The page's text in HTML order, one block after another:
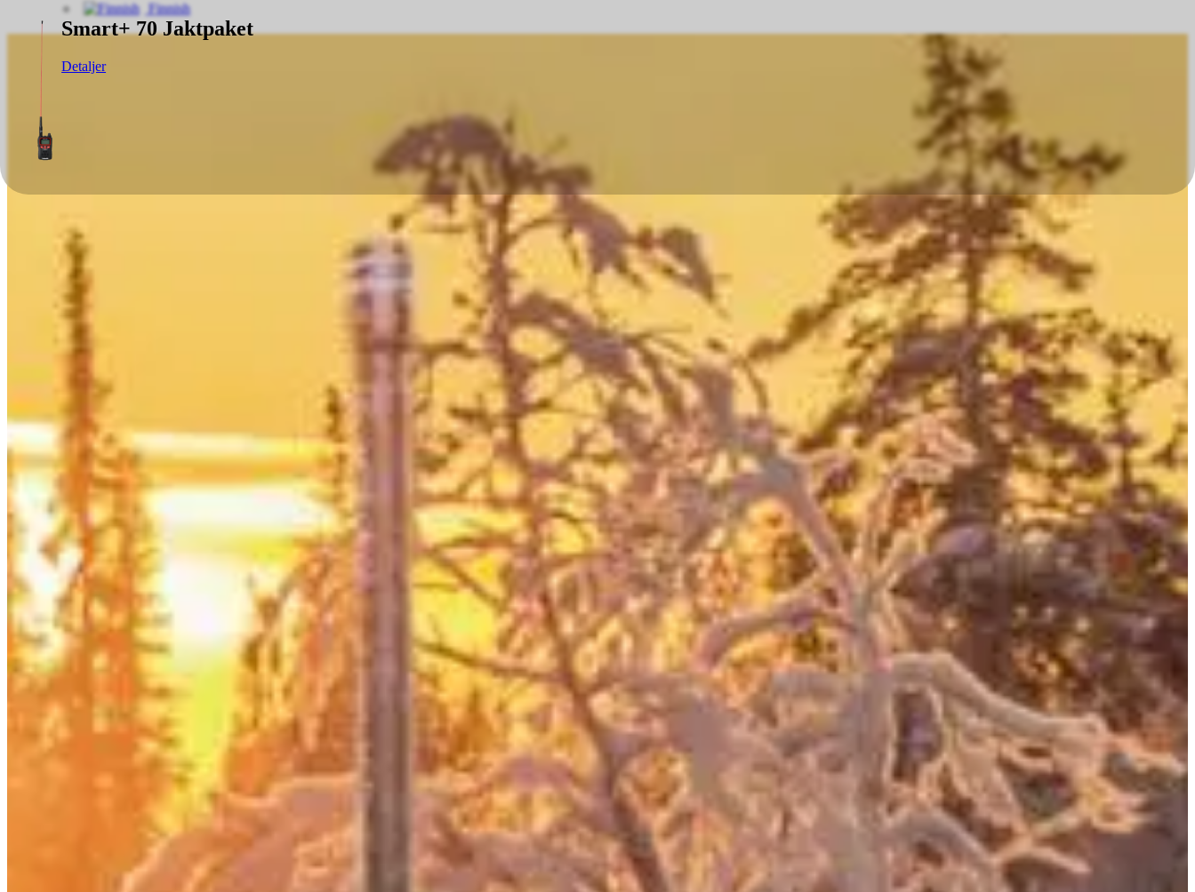
Finnish
Smart+ 70 Jaktpaket
Detaljer